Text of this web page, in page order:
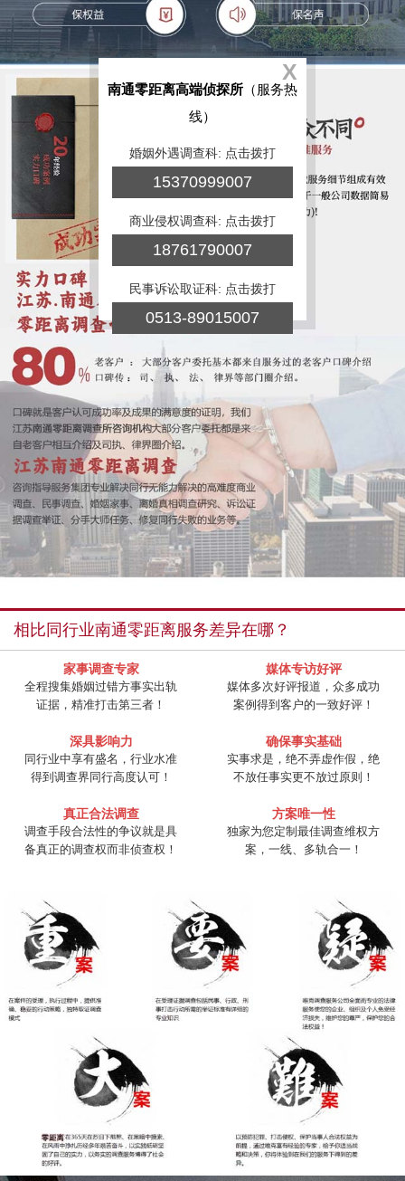
相比同行业南通零距离服务差异在哪？
家事调查专家
全程搜集婚姻过错方事实出轨
证据，精准打击第三者！
媒体专访好评
媒体多次好评报道，众多成功
案例得到客户的一致好评！
深具影响力
同行业中享有盛名，行业水准
得到调查界同行高度认可！
确保事实基础
实事求是，绝不弄虚作假，绝
不放任事实更不放过原则！
真正合法调查
调查手段合法性的争议就是具
备真正的调查权而非侦查权！
方案唯一性
独家为您定制最佳调查维权方
案，一线、多轨合一！
X
南通零距离高端侦探所 （服务热
线）
婚姻外遇调查科: 点击拨打
15370999007
商业侵权调查科: 点击拨打
18761790007
民事诉讼取证科: 点击拨打
0513-89015007